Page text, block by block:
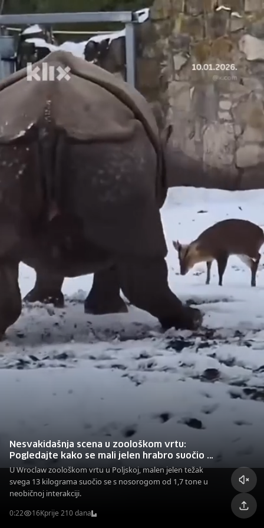
Nesvakidašnja scena u zoološkom vrtu:
Pogledajte kako se mali jelen hrabro suočio s
nosorogom od 1,7 tone
U Wroclaw zoološkom vrtu u Poljskoj, malen jelen težak
svega 13 kilograma suočio se s nosorogom od 1,7 tone u
neobičnoj interakciji.
0:22 16Kprije 210 dana